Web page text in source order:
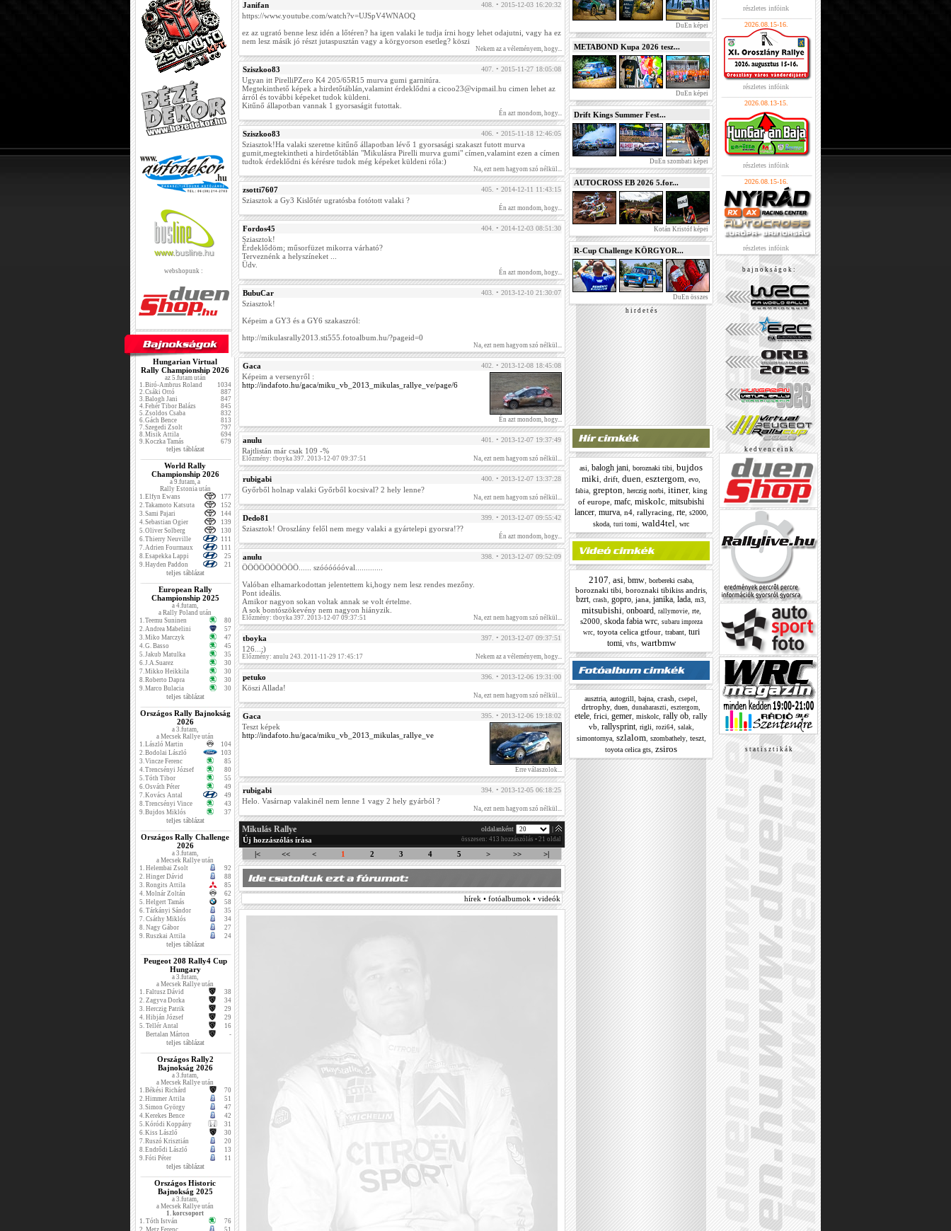
webshopunk :
Hungarian Virtual
Rally Championship 2026
az 5.futam után
1.Biró-Ambrus Roland
1034
2.Csáki Ottó
887
3.Balogh Jani
847
4.Fehér Tibor Balázs
845
5.Zsoldos Csaba
832
6.Gách Bence
813
7.Szegedi Zsolt
797
8.Misik Attila
694
9.Koczka Tamás 679
teljes táblázat
World Rally
Championship 2026
a 9.futam, a
Rally Estonia után
1.Elfyn Ewans
177
2.Takamoto Katsuta
152
3.Sami Pajari
144
4.Sebastian Ogier
139
5.Oliver Solberg
130
6.Thierry Neuville
111
7.Adrien Fourmaux
111
8.Esapekka Lappi
25
9.Hayden Paddon 21
teljes táblázat
European Rally
Championship 2025
a 4.futam,
a Rally Poland után
1.Teemu Suninen
80
2.Andrea Mabelini
57
3.Miko Marczyk
47
4.G. Basso
45
5.Jakub Matulka
35
6.J.A.Suarez
30
7.Mikko Heikkila
30
8.Roberto Dapra
30
9.Marco Bulacia 30
teljes táblázat
Országos Rally Bajnokság
2026
a 3.futam,
a Mecsek Rallye után
1.László Martin
104
2.Bodolai László
103
3.Vincze Ferenc
85
4.Trencsényi József
80
5.Tóth Tibor
55
6.Osváth Péter
49
7.Kovács Antal
49
8.Trencsényi Vince
43
9.Bujdos Miklós 37
teljes táblázat
Országos Rally Challenge
2026
a 3.futam,
a Mecsek Rallye után
1. Helembai Zsolt
92
2. Hinger Dávid
88
3. Rongits Attila
85
4. Molnár Zoltán
62
5. Helgert Tamás
58
6. Tárkányi Sándor
35
7. Csáthy Miklós
34
8. Nagy Gábor
27
9. Ruszkai Attila 24
teljes táblázat
Peugeot 208 Rally4 Cup
Hungary
a 3.futam,
a Mecsek Rallye után
1. Faltusz Dávid
38
2. Zagyva Dorka
34
3. Herczig Patrik
29
4. Hibján József
29
5. Tellér Antal
16
Bertalan Márton
-
teljes táblázat
Országos Rally2
Bajnokság 2026
a 3.futam,
a Mecsek Rallye után
1.Békési Richárd
70
2.Himmer Attila
51
3.Simon György
47
4.Kerekes Bence
42
5.Kóródi Koppány
31
6.Kiss László
30
7.Ruszó Krisztián
20
8.Endrődi László
13
9.Fóti Péter 11
teljes táblázat
Országos Historic
Bajnokság 2025
a 3.futam,
a Mecsek Rallye után
1. korcsoport
1. Tóth István
76
2. Metz Ferenc 51
Janifan 408. • 2015-12-03 16:20:32
https://www.youtube.com/watch?v=UJSpV4WNAOQ
ez az ugrató benne lesz idén a lőtéren? ha igen valaki le tudja írni hogy lehet odajutni, vagy ha ez
nem lesz másik jó részt jutaspusztán vagy a körgyorson esetleg? köszi
Nekem az a véleményem, hogy...
Sziszkoo83 407. • 2015-11-27 18:05:08
Ugyan itt PirelliPZero K4 205/65R15 murva gumi garnitúra.
Megtekinthető képek a hirdetőtáblán,valamint érdeklődni a cicoo23@vipmail.hu cimen lehet az
árról és további képeket tudok küldeni.
Kitűnő állapotban vannak 1 gyorsaságit futottak.
Én azt mondom, hogy...
Sziszkoo83 406. • 2015-11-18 12:46:05
Sziasztok!Ha valaki szeretne kitűnő állapotban lévő 1 gyorsasági szakaszt futott murva
gumit,megtekintheti a hirdetőtáblán "Mikulásra Pirelli murva gumi" címen,valamint ezen a címen
tudtok érdeklődni és kérésre tudok még képeket küldeni róla:)
Na, ezt nem hagyom szó nélkül...
zsotti7607 405. • 2014-12-11 11:43:15
Sziasztok a Gy3 Kislőtér ugratósba fotótott valaki ?
Én azt mondom, hogy...
Fordos45 404. • 2014-12-03 08:51:30
Sziasztok!
Érdeklődöm; műsorfüzet mikorra várható?
Terveznénk a helyszíneket ...
Üdv.
Én azt mondom, hogy...
BubuCar 403. • 2013-12-10 21:30:07
Sziasztok!
Képeim a GY3 és a GY6 szakaszról:
http://mikulasrally2013.sti555.fotoalbum.hu/?pageid=0
Na, ezt nem hagyom szó nélkül...
Gaca 402. • 2013-12-08 18:45:08
Képeim a versenyről :
http://indafoto.hu/gaca/miku_vb_2013_mikulas_rallye_ve/page/6
Én azt mondom, hogy...
anulu 401. • 2013-12-07 19:37:49
Rajtlistán már csak 109 -%
Előzmény: tboyka 397. 2013-12-07 09:37:51 Na, ezt nem hagyom szó nélkül...
rubigabi 400. • 2013-12-07 13:37:28
Győrből holnap valaki Győrből kocsival? 2 hely lenne?
Na, ezt nem hagyom szó nélkül...
Dedo81 399. • 2013-12-07 09:55:42
Sziasztok! Oroszlány felől nem megy valaki a gyártelepi gyorsra!??
Én azt mondom, hogy...
anulu 398. • 2013-12-07 09:52:09
ŐŐŐŐŐŐŐŐŐŐ...... szóóóóóóval.............
Valóban elhamarkodottan jelentettem ki,hogy nem lesz rendes mezőny.
Pont ideális.
Amikor nagyon sokan voltak annak se volt értelme.
A sok bontószökevény nem nagyon hiányzik.
Előzmény: tboyka 397. 2013-12-07 09:37:51 Na, ezt nem hagyom szó nélkül...
tboyka 397. • 2013-12-07 09:37:51
126...;)
Előzmény: anulu 243. 2011-11-29 17:45:17 Nekem az a véleményem, hogy...
petuko 396. • 2013-12-06 19:31:00
Köszi Allada!
Na, ezt nem hagyom szó nélkül...
Gaca 395. • 2013-12-06 19:18:02
Teszt képek
http://indafoto.hu/gaca/miku_vb_2013_mikulas_rallye_ve
Erre válaszolok...
rubigabi 394. • 2013-12-05 06:18:25
Helo. Vasárnap valakinél nem lenne 1 vagy 2 hely gyárból ?
Na, ezt nem hagyom szó nélkül...
Mikulás Rallye oldalanként
Új hozzászólás írása összesen: 413 hozzászólás • 21 oldal
|< << < 1 2 3 4 5 > >> >|
hírek • fotóalbumok • videók
DuEn képei
METABOND Kupa 2026 tesz...
DuEn képei
Drift Kings Summer Fest...
DuEn szombati képei
AUTOCROSS EB 2026 5.for...
Kotán Kristóf képei
R-Cup Challenge KÖRGYOR...
DuEn összes
h i r d e t é s
asi balogh jani boroznaki tibi
bujdos
miki drift duen esztergom evo
fabia, grepton herczig norbi itiner, king
of europe mafc miskolc mitsubishi
lancer, murva, n4, rallyracing rte, s2000,
skoda turi tomi wald4tel wrc
2107 asi bmw, borbereki csaba,
boroznaki tibi boroznaki tibikiss andris,
bzrt crash gopro jana janika lada m3
mitsubishi onboard rallymovie, rte,
s2000 skoda fabia wrc, subaru impreza
wrc, toyota celica gtfour, trabant, turi
tomi, vfts, wartbmw
ausztria autogrill bajna crash csepel
drtrophy, duen dunaharaszti esztergom
etele frici gemer miskolc rally ob rally
vb rallysprint, rigli rozi64, salak
simontornya, szlalom, szombathely, teszt,
toyota celica gts zsiros
részletes infóink
2026.08.15-16.
részletes infóink
2026.08.13-15.
részletes infóink
2026.08.15-16.
részletes infóink
b a j n o k s á g o k :
k e d v e n c e i n k
s t a t i s z t i k á k